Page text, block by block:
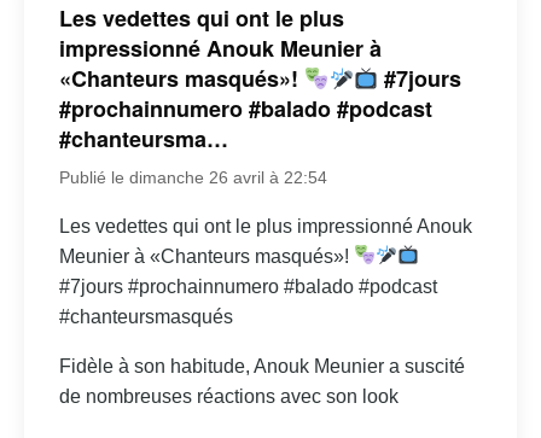
Les vedettes qui ont le plus
impressionné Anouk Meunier à
«Chanteurs masqués»!
#7jours
#prochainnumero #balado #podcast
#chanteursma…
Publié le dimanche 26 avril à 22:54
Les vedettes qui ont le plus impressionné Anouk
Meunier à «Chanteurs masqués»!
#7jours #prochainnumero #balado #podcast
#chanteursmasqués
Fidèle à son habitude, Anouk Meunier a suscité
de nombreuses réactions avec son look